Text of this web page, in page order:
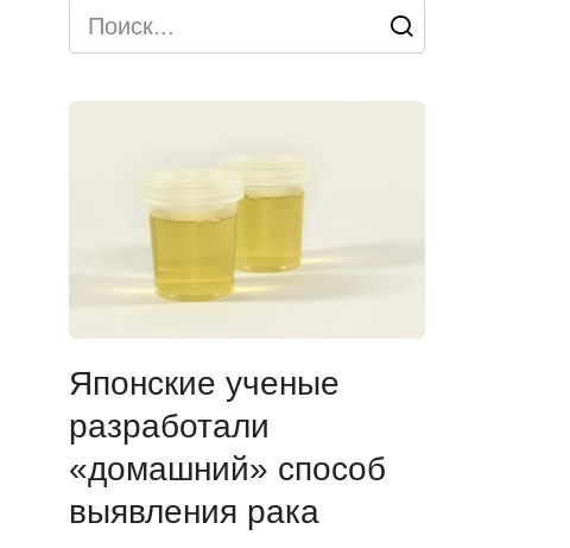
Search
for:
Японские ученые
разработали
«домашний» способ
выявления рака